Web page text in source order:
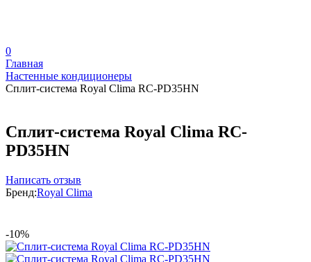
0
Главная
Настенные кондиционеры
Сплит-система Royal Clima RC-PD35HN
Сплит-система Royal Clima RC-
PD35HN
Написать отзыв
Бренд:Royal Clima
-10%